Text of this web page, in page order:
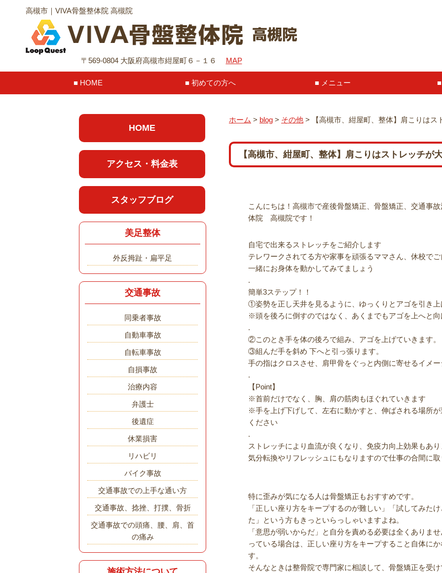
高槻市｜VIVA骨盤整体院 高槻院
〒569-0804 大阪府高槻市紺屋町６－１６ MAP
HOME 初めての方へ メニュー
ホーム > blog > その他 > 【高槻市、紺屋町、整体】肩こりはス
【高槻市、紺屋町、整体】肩こりはストレッチが
こんにちは！高槻市で産後骨盤矯正、骨盤矯正、交通事
体院 高槻院です！
自宅で出来るストレッチをご紹介します
テレワークされてる方や家事を頑張るママさん、休校でご
一緒にお身体を動かしてみてましょう
.
簡単3ステップ！！
①姿勢を正し天井を見るように、ゆっくりとアゴを引き上
※頭を後ろに倒すのではなく、あくまでもアゴを上へと向
.
②このとき手を体の後ろで組み、アゴを上げていきます。
③組んだ手を斜め 下へと引っ張ります。
手の指はクロスさせ、肩甲骨をぐっと内側に寄せるイメー
.
【Point】
※首前だけでなく、胸、肩の筋肉もほぐれていきます
※手を上げ下げして、左右に動かすと、伸ばされる場所
ください
.
ストレッチにより血流が良くなり、免疫力向上効果もあり
気分転換やリフレッシュにもなりますので仕事の合間に
特に歪みが気になる人は骨盤矯正もおすすめです。
「正しい座り方をキープするのが難しい」「試してみた
た」という方もきっといらっしゃいますよね。
「意思が弱いからだ」と自分を責める必要は全くありま
っている場合は、正しい座り方をキープすること自体に
す。
そんなときは整骨院で専門家に相談して、骨盤矯正を受
HOME
アクセス・料金表
スタッフブログ
美足整体
外反拇趾・扁平足
交通事故
同乗者事故
自動車事故
自転車事故
自損事故
治療内容
弁護士
後遺症
休業損害
リハビリ
バイク事故
交通事故での上手な通い方
交通事故、捻挫、打撲、骨折
交通事故での頭痛、腰、肩、首
の痛み